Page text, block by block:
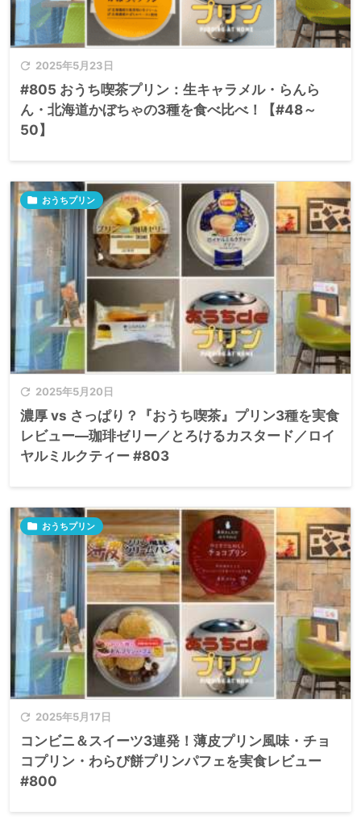
 2025年5月23日
#805 おうち喫茶プリン：生キャラメル・らんら
ん・北海道かぼちゃの3種を食べ比べ！【#48～
50】
 2025年5月20日
 おうちプリン
濃厚 vs さっぱり？『おうち喫茶』プリン3種を実食
レビュー—珈琲ゼリー／とろけるカスタード／ロイ
ヤルミルクティー #803
 2025年5月17日
 おうちプリン
コンビニ＆スイーツ3連発！薄皮プリン風味・チョ
コプリン・わらび餅プリンパフェを実食レビュー
#800